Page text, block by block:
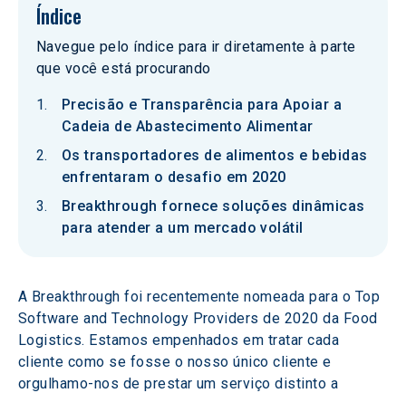
Índice
Navegue pelo índice para ir diretamente à parte
que você está procurando
Precisão e Transparência para Apoiar a
Cadeia de Abastecimento Alimentar
Os transportadores de alimentos e bebidas
enfrentaram o desafio em 2020
Breakthrough fornece soluções dinâmicas
para atender a um mercado volátil
A Breakthrough foi recentemente nomeada para o Top
Software and Technology Providers de 2020 da Food
Logistics. Estamos empenhados em tratar cada
cliente como se fosse o nosso único cliente e
orgulhamo-nos de prestar um serviço distinto a